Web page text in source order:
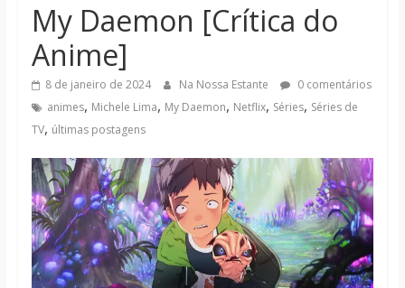
livros,
filmes,
séries
My Daemon [Crítica do
Anime]
8 de janeiro de 2024 Na Nossa Estante
0 comentários
animes, Michele Lima, My Daemon, Netflix, Séries, Séries de
TV, últimas postagens